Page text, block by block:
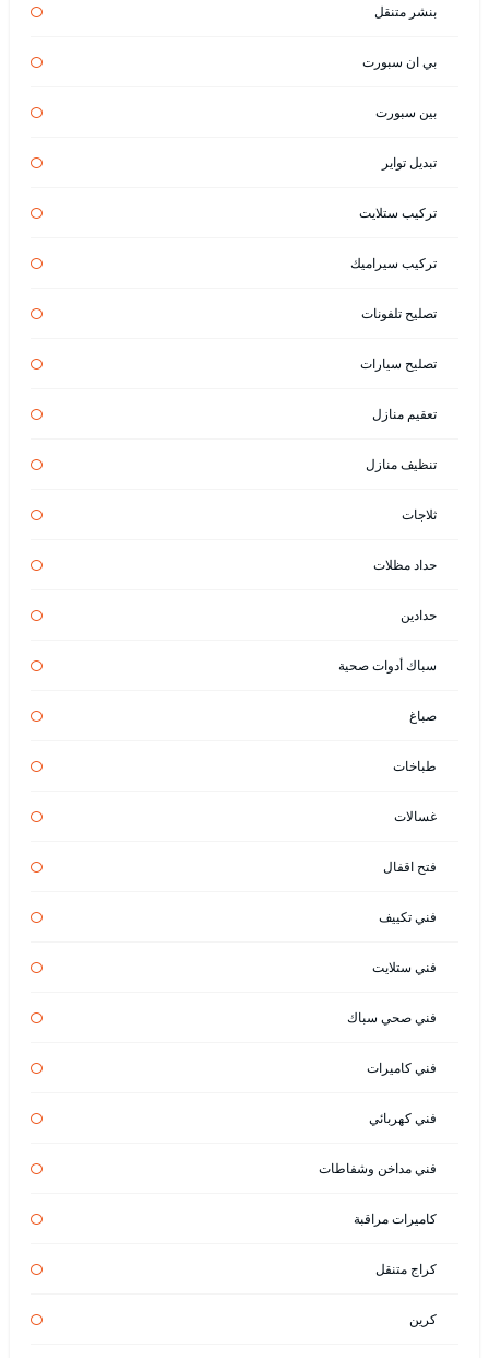
بنشر متنقل
بي ان سبورت
بين سبورت
تبديل تواير
تركيب ستلايت
تركيب سيراميك
تصليح تلفونات
تصليح سيارات
تعقيم منازل
تنظيف منازل
ثلاجات
حداد مظلات
حدادين
سباك أدوات صحية
صباغ
طباخات
غسالات
فتح اقفال
فني تكييف
فني ستلايت
فني صحي سباك
فني كاميرات
فني كهربائي
فني مداخن وشفاطات
كاميرات مراقبة
كراج متنقل
كرين